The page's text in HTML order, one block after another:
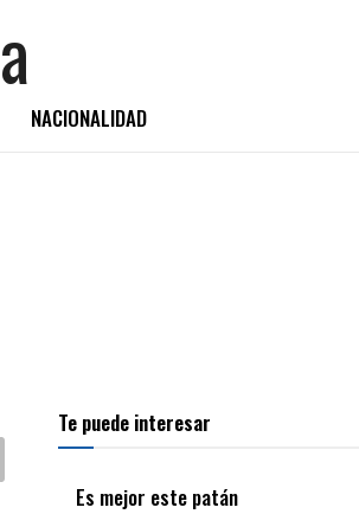
NACIONALIDAD
Te puede interesar
Es mejor este patán